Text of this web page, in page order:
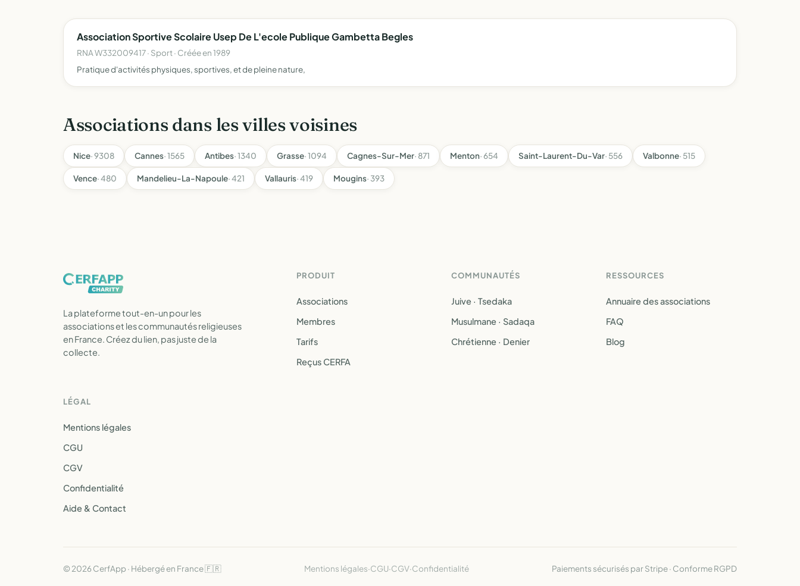
Association Sportive Scolaire Usep De L'ecole Publique Gambetta Begles
RNA W332009417 · Sport · Créée en 1989
Pratique d'activités physiques, sportives, et de pleine nature,
Associations dans les villes voisines
Nice· 9308 Cannes· 1565 Antibes· 1340 Grasse· 1094 Cagnes-Sur-Mer· 871 Menton· 654 Saint-Laurent-Du-Var· 556 Valbonne· 515
Vence· 480 Mandelieu-La-Napoule· 421 Vallauris· 419 Mougins· 393
La plateforme tout-en-un pour les
associations et les communautés religieuses
en France. Créez du lien, pas juste de la
collecte.
PRODUIT
Associations
Membres
Tarifs
Reçus CERFA
COMMUNAUTÉS
Juive · Tsedaka
Musulmane · Sadaqa
Chrétienne · Denier
RESSOURCES
Annuaire des associations
FAQ
Blog
LÉGAL
Mentions légales
CGU
CGV
Confidentialité
Aide & Contact
© 2026 CerfApp · Hébergé en France 🇫🇷 Mentions légales·CGU·CGV·Confidentialité Paiements sécurisés par Stripe · Conforme RGPD